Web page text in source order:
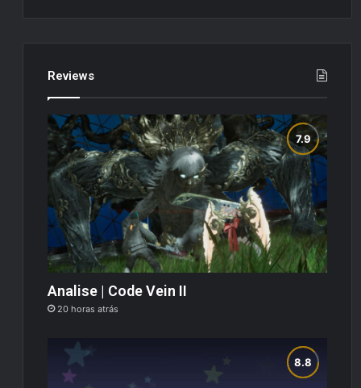
Reviews
Analise | Code Vein II
20 horas atrás